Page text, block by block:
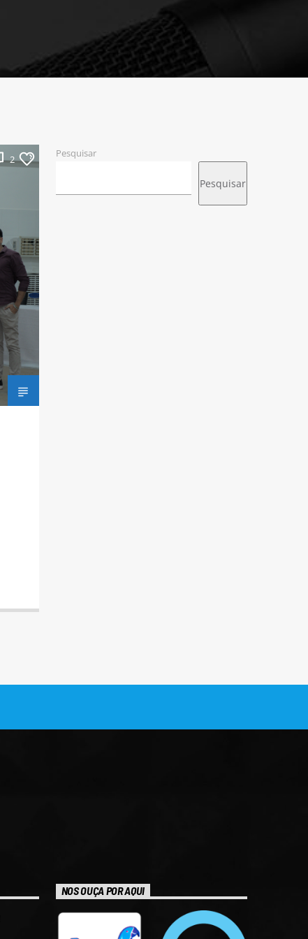
2 Pesquisar
Pesquisar
NOS OUÇA POR AQUI